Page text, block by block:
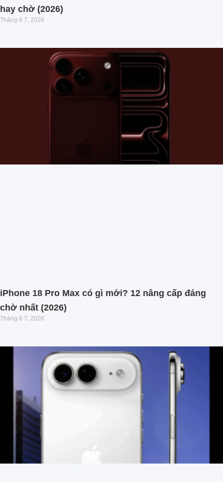
hay chờ (2026)
Tháng 8 7, 2026
iPhone 18 Pro Max có gì mới? 12 nâng cấp đáng
chờ nhất (2026)
Tháng 8 7, 2026